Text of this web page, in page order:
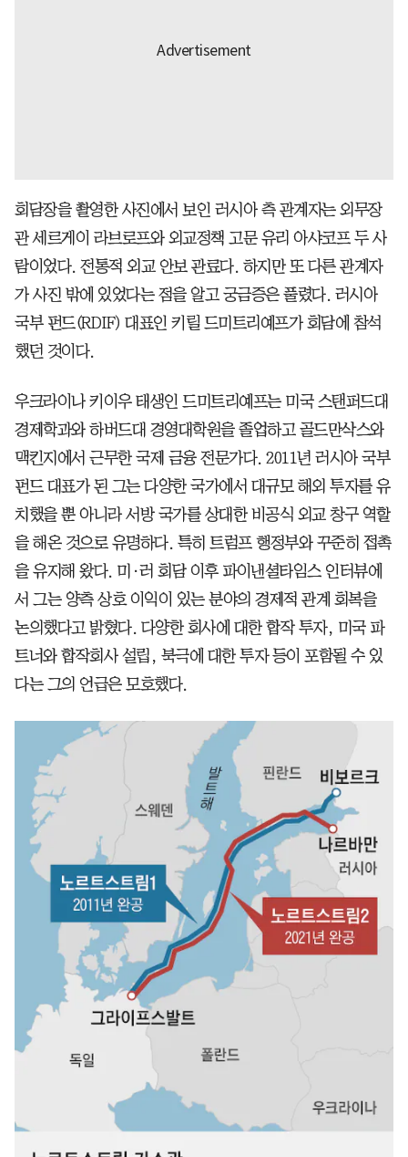
회담장을 촬영한 사진에서 보인 러시아 측 관계자는 외무장
관 세르게이 라브로프와 외교정책 고문 유리 아샤코프 두 사
람이었다. 전통적 외교 안보 관료다. 하지만 또 다른 관계자
가 사진 밖에 있었다는 점을 알고 궁금증은 풀렸다. 러시아
국부 펀드(RDIF) 대표인 키릴 드미트리예프가 회담에 참석
했던 것이다.
우크라이나 키이우 태생인 드미트리예프는 미국 스탠퍼드대
경제학과와 하버드대 경영대학원을 졸업하고 골드만삭스와
맥킨지에서 근무한 국제 금융 전문가다. 2011년 러시아 국부
펀드 대표가 된 그는 다양한 국가에서 대규모 해외 투자를 유
치했을 뿐 아니라 서방 국가를 상대한 비공식 외교 창구 역할
을 해온 것으로 유명하다. 특히 트럼프 행정부와 꾸준히 접촉
을 유지해 왔다. 미·러 회담 이후 파이낸셜타임스 인터뷰에
서 그는 양측 상호 이익이 있는 분야의 경제적 관계 회복을
논의했다고 밝혔다. 다양한 회사에 대한 합작 투자, 미국 파
트너와 합작회사 설립, 북극에 대한 투자 등이 포함될 수 있
다는 그의 언급은 모호했다.